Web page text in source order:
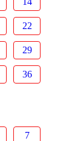
22
29
36
7